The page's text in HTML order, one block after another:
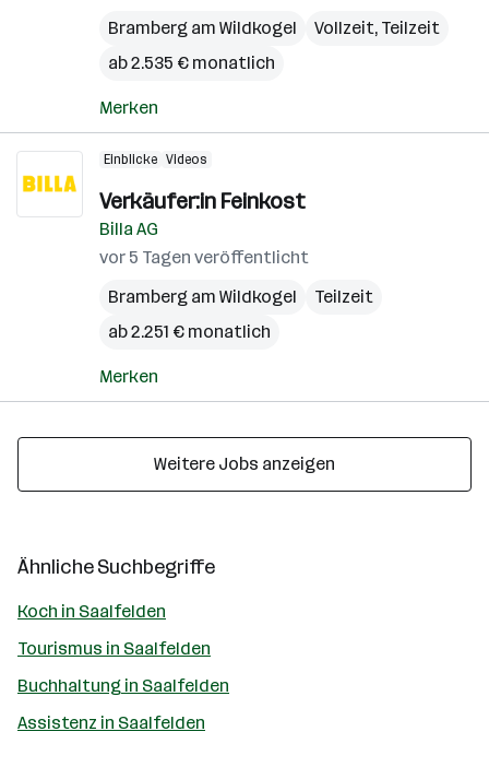
Bramberg am Wildkogel
Vollzeit, Teilzeit
ab 2.535 € monatlich
Merken
Einblicke Videos
Verkäufer:in Feinkost
Billa AG
vor 5 Tagen veröffentlicht
Bramberg am Wildkogel
Teilzeit
ab 2.251 € monatlich
Merken
Weitere Jobs anzeigen
Ähnliche Suchbegriffe
Koch in Saalfelden
Tourismus in Saalfelden
Buchhaltung in Saalfelden
Assistenz in Saalfelden